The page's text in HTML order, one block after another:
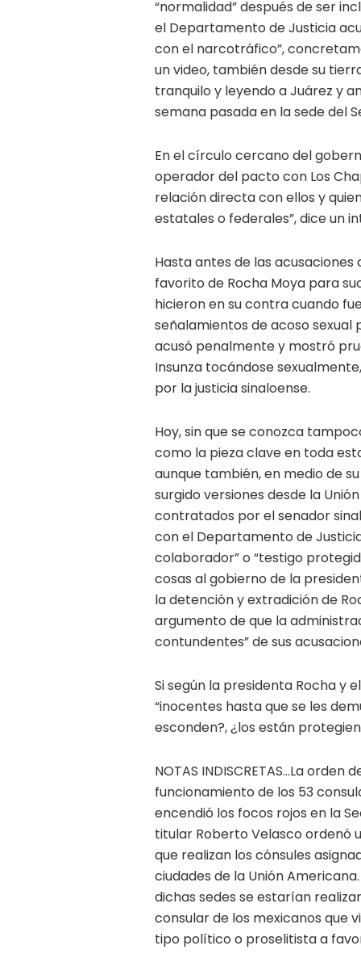
“normalidad” después de ser
el Departamento de Justicia
con el narcotráfico”,
un video, también desde su
tranquilo y leyendo a Juárez y
semana pasada en la sede del
En el círculo cercano del
operador del pacto con Los
relación directa con ellos y
estatales o federales”, dice un
Hasta antes de las acusaciones
favorito de Rocha Moya para
hicieron en su contra cuando
señalamientos de acoso sexual
acusó penalmente y mostró
Insunza tocándose
por la justicia sinaloense.
Hoy, sin que se conozca
como la pieza clave en toda
aunque también, en medio de
surgido versiones desde la
contratados por el senador
con el Departamento de
colaborador” o “testigo
cosas al gobierno de la
la detención y extradición de
argumento de que la
contundentes” de sus
Si según la presidenta Rocha y
“inocentes hasta que se les
esconden?, ¿los están
NOTAS INDISCRETAS…La
funcionamiento de los 53
encendió los focos rojos en la
titular Roberto Velasco ordenó
que realizan los cónsules
ciudades de la Unión
dichas sedes se estarían
consular de los mexicanos que
tipo político o proselitista a